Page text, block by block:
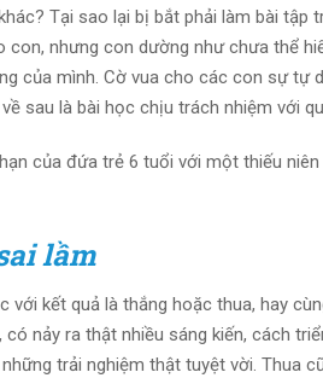
Tại sao lại bị bắt phải làm bài
nhưng con dường như chưa thể
của mình. Cờ vua cho các con sự tự
sau là bài học chịu trách nhiệm với
của đứa trẻ 6 tuổi với một thiếu
lầm
kết quả là thắng hoặc thua, hay
nảy ra thật nhiều sáng kiến, cách
trải nghiệm thật tuyệt vời. Thua